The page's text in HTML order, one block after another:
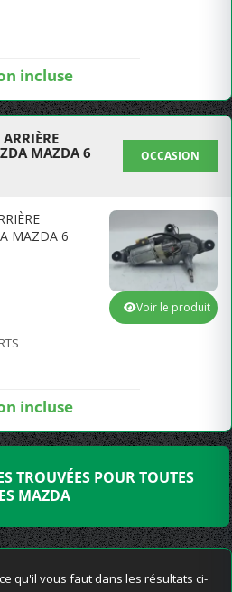
incluse
MAZDA 6
OCCASION
MAZDA 6
incluse
Voir le produit
TROUVÉES POUR TOUTES
MAZDA
qu'il vous faut dans les résultats ci-